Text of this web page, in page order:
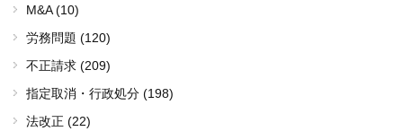
M&A (10)
労務問題 (120)
不正請求 (209)
指定取消・行政処分 (198)
法改正 (22)